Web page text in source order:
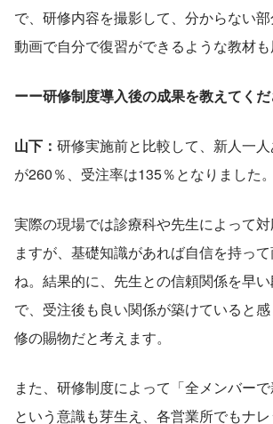
で、研修内容を撮影して、分からない
動画で自分で復習ができるような教材も
ーー研修制度導入後の成果を教えてくだ
山下： 研修実施前と比較して、新人一
が260％、受注率は135％となりました。
実際の現場では診療科や先生によって
ますが、基礎知識があれば自信を持っ
ね。結果的に、先生との信頼関係を早
で、受注後も良い関係が築けていると
修の賜物だと考えます。
また、研修制度によって「全メンバーで
という意識も芽生え、各営業所でもナ